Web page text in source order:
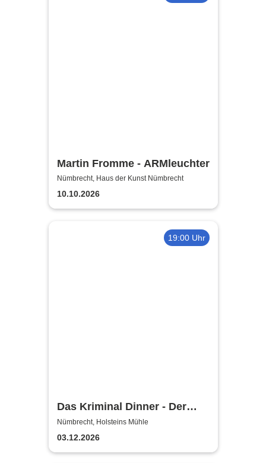
Martin Fromme - ARMleuchter
Nümbrecht, Haus der Kunst Nümbrecht
10.10.2026
19:00 Uhr
Das Kriminal Dinner - Der
Polterabendkiller
Nümbrecht, Holsteins Mühle
03.12.2026